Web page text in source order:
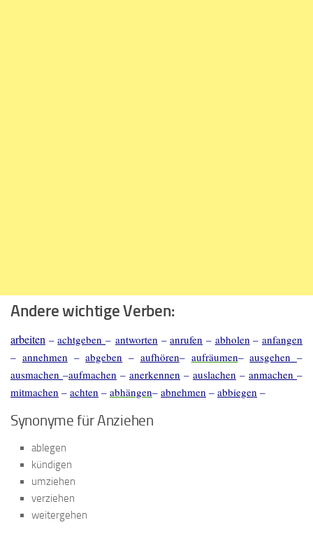
Andere wichtige Verben:
arbeiten –achtgeben– antworten –anrufen – abholen –anfangen
– annehmen –abgeben – aufhören– aufräumen–ausgehen –
ausmachen –aufmachen – anerkennen – auslachen – anmachen –
mitmachen – achten – abhängen– abnehmen – abbiegen –
Synonyme für Anziehen
ablegen
kündigen
umziehen
verziehen
weitergehen